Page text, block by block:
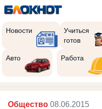
Новости
Учиться
готов
Авто Работа
Общество 08.06.2015